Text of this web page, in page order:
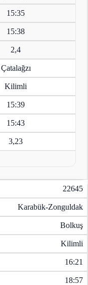
15:35
15:38
2,4
Çatalağzı
Kilimli
15:39
15:43
3,23
22645
Karabük-Zonguldak
Bolkuş
Kilimli
16:21
18:57